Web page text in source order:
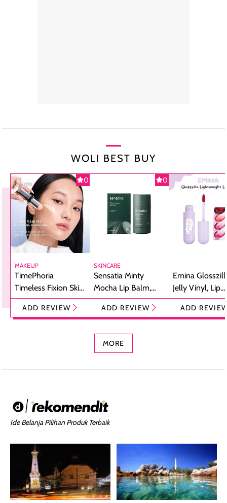
WOLI BEST BUY
0
MAKEUP
TimePhoria
Timeless Fixion Skin
Tint Stick,
Foundation dan
ADD REVIEW
0
SKINCARE
Sensatia Minty
Mocha Lip Balm,
Pelembap Bibir
dengan Aroma
ADD REVIEW
Emina
Jelly Vinyl, Lip
Cream Glossy
Ringan
ADD
MORE
Ide Belanja Pilihan Produk Terbaik